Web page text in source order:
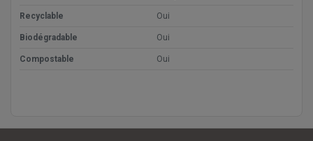
Recyclable Oui
Biodégradable Oui
Compostable Oui